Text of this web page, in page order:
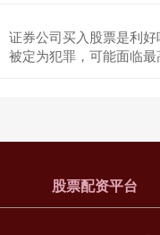
证券公司买入股票是利
被定为犯罪，可能面临
股票配资平台